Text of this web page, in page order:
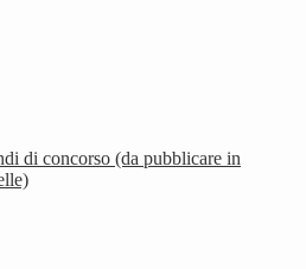
di concorso (da pubblicare in